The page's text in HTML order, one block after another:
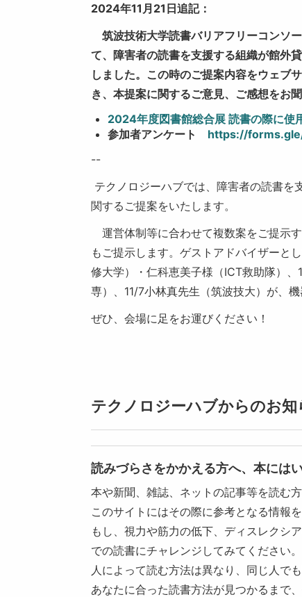
2024年11月21日追記：
筑波技術大学読書バリアフリーコンソ
て、障害者の読書を支援する組織が館外
しました。この時のご提案内容をウェブ
き、本提案に関するご意見、ご感想をお聞
2024年度図書館総合展 読書の際に使
参加者アンケート https://
--
テクノロジーハブでは、障害者の読書を
関するご提案をいたします。
運営体制等に合わせて複数案をご提示
もご提示します。ゲストアドバイザーと
修大学）・仁科恵美子様（ICT救助隊）
専）、11/7小林真先生（筑波技大）が、
ぜひ、会場に足をお運びください！
テクノロジーハブからのお知
読みづらさをかかえる方へ、本には
本や新聞、雑誌、ネットの記事等を読む
このサイトにはその際に参考となる情報を
もし、視力や筋力の低下、ディスレクシ
での読書にチャレンジしてみてください。
人によって読む方法は異なり、同じ人で
あなたに合った読書方法が見つかるまで